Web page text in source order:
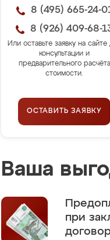
8 (495) 665-24-
8 (926) 409-68-
Или оставьте заявку на сайте
консультации и
предварительного расчёта
стоимости.
ОСТАВИТЬ ЗАЯВКУ
Ваша
при